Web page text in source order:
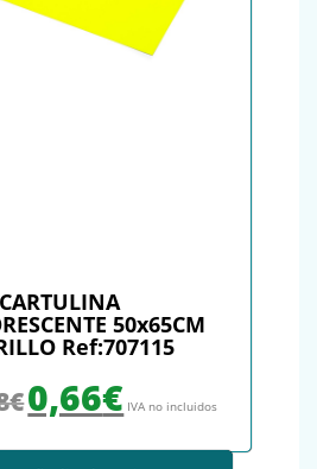
50x65CM
Ref:707115
€0,66€ IVA no incluidos